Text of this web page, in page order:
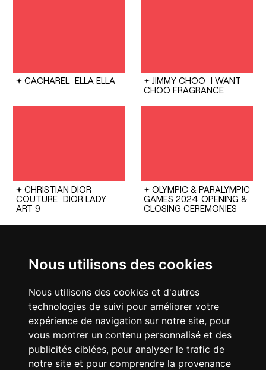
Nous utilisons des cookies
Nous utilisons des cookies et d'autres
technologies de suivi pour améliorer votre
expérience de navigation sur notre site, pour
vous montrer un contenu personnalisé et des
publicités ciblées, pour analyser le trafic de
notre site et pour comprendre la provenance
CACHAREL ELLA ELLA JIMMY CHOO I WANT
CHOO FRAGRANCE
CHRISTIAN DIOR
COUTURE DIOR LADY
ART 9
OLYMPIC & PARALYMPIC
GAMES 2024 OPENING &
CLOSING CEREMONIES
CHANEL 25 HANDBAG FENDI SPRING SUMMER
25 SHOW